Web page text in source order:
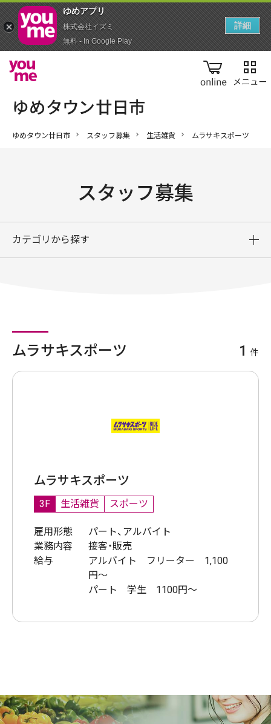
online
ゆめタウン廿日市 スタッフ募集 生活雑貨 ムラサキスポーツ
スタッフ募集
カテゴリから探す
ムラサキスポーツ 1 件
ムラサキスポーツ
3F 生活雑貨 スポーツ
雇用形態
パート、アルバイト
業務内容
接客・販売
給与
アルバイト フリーター 1,100
円〜
パート 学生 1100円～
ゆめアプ‪リ‬
株式会社イズミ
無料 - In Google Play
詳細